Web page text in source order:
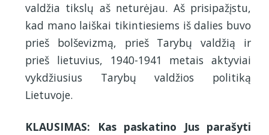
valdžia tikslų aš neturėjau. Aš prisipažįstu,
kad mano laiškai tikintiesiems iš dalies buvo
prieš bolševizmą, prieš Tarybų valdžią ir
prieš lietuvius, 1940-1941 metais aktyviai
vykdžiusius Tarybų valdžios politiką
Lietuvoje.
KLAUSIMAS: Kas paskatino Jus parašyti